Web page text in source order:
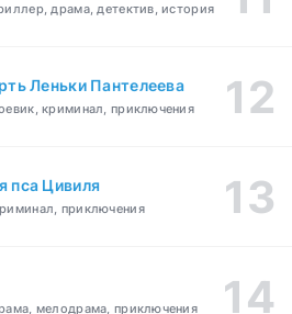
драма, детектив, история
Леньки Пантелеева
криминал, приключения
пса Цивиля
приключения
мелодрама, приключения